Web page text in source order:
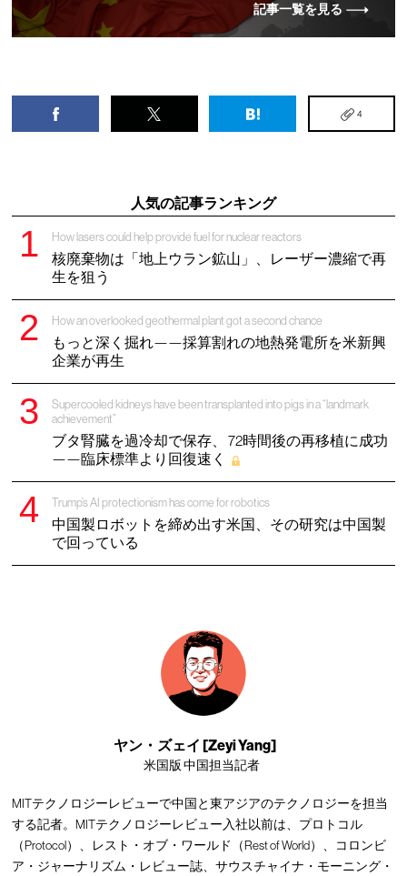
記事一覧を見る
4
人気の記事ランキング
How lasers could help provide fuel for nuclear reactors
核廃棄物は「地上ウラン鉱山」、レーザー濃縮で再
生を狙う
How an overlooked geothermal plant got a second chance
もっと深く掘れ——採算割れの地熱発電所を米新興
企業が再生
Supercooled kidneys have been transplanted into pigs in a “landmark
achievement”
ブタ腎臓を過冷却で保存、 72時間後の再移植に成功
——臨床標準より回復速く
Trump’s AI protectionism has come for robotics
中国製ロボットを締め出す米国、その研究は中国製
で回っている
ヤン・ズェイ [Zeyi Yang]
米国版 中国担当記者
MITテクノロジーレビューで中国と東アジアのテクノロジーを担当
する記者。MITテクノロジーレビュー入社以前は、プロトコル
（Protocol）、レスト・オブ・ワールド（Rest of World）、コロンビ
ア・ジャーナリズム・レビュー誌、サウスチャイナ・モーニング・